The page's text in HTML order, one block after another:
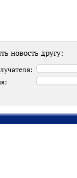
новость другу: